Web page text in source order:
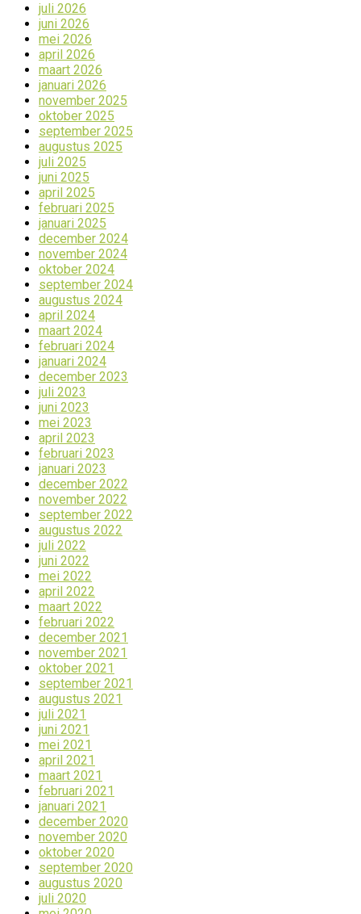
juli 2026
juni 2026
mei 2026
april 2026
maart 2026
januari 2026
november 2025
oktober 2025
september 2025
augustus 2025
juli 2025
juni 2025
april 2025
februari 2025
januari 2025
december 2024
november 2024
oktober 2024
september 2024
augustus 2024
april 2024
maart 2024
februari 2024
januari 2024
december 2023
juli 2023
juni 2023
mei 2023
april 2023
februari 2023
januari 2023
december 2022
november 2022
september 2022
augustus 2022
juli 2022
juni 2022
mei 2022
april 2022
maart 2022
februari 2022
december 2021
november 2021
oktober 2021
september 2021
augustus 2021
juli 2021
juni 2021
mei 2021
april 2021
maart 2021
februari 2021
januari 2021
december 2020
november 2020
oktober 2020
september 2020
augustus 2020
juli 2020